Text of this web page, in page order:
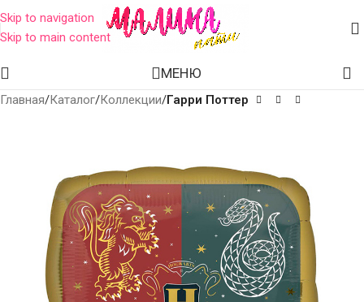
Skip to navigation
Skip to main content
МЕНЮ
Главная Каталог Коллекции Гарри Поттер